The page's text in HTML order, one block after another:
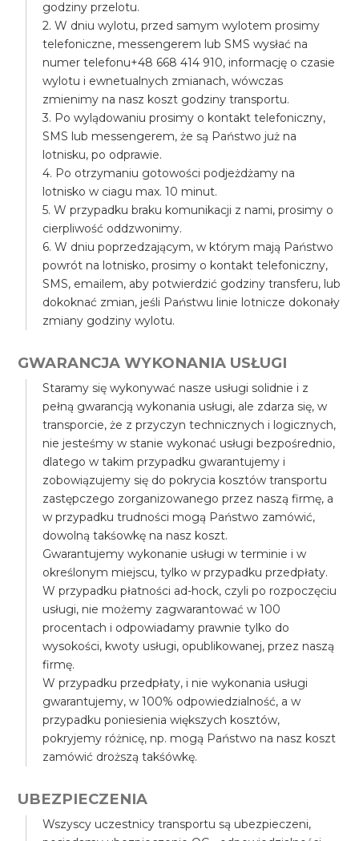
godziny przelotu.
2. W dniu wylotu, przed samym wylotem prosimy
telefoniczne, messengerem lub SMS wysłać na
numer telefonu+48 668 414 910, informację o czasie
wylotu i ewnetualnych zmianach, wówczas
zmienimy na nasz koszt godziny transportu.
3. Po wylądowaniu prosimy o kontakt telefoniczny,
SMS lub messengerem, że są Państwo już na
lotnisku, po odprawie.
4. Po otrzymaniu gotowości podjeżdżamy na
lotnisko w ciagu max. 10 minut.
5. W przypadku braku komunikacji z nami, prosimy o
cierpliwość oddzwonimy.
6. W dniu poprzedzającym, w którym mają Państwo
powrót na lotnisko, prosimy o kontakt telefoniczny,
SMS, emailem, aby potwierdzić godziny transferu, lub
dokoknać zmian, jeśli Państwu linie lotnicze dokonały
zmiany godziny wylotu.
GWARANCJA WYKONANIA USŁUGI
Staramy się wykonywać nasze usługi solidnie i z
pełną gwarancją wykonania usługi, ale zdarza się, w
transporcie, że z przyczyn technicznych i logicznych,
nie jesteśmy w stanie wykonać usługi bezpośrednio,
dlatego w takim przypadku gwarantujemy i
zobowiązujemy się do pokrycia kosztów transportu
zastępczego zorganizowanego przez naszą firmę, a
w przypadku trudności mogą Państwo zamówić,
dowolną takśowkę na nasz koszt.
Gwarantujemy wykonanie usługi w terminie i w
określonym miejscu, tylko w przypadku przedpłaty.
W przypadku płatności ad-hock, czyli po rozpoczęciu
usługi, nie możemy zagwarantować w 100
procentach i odpowiadamy prawnie tylko do
wysokości, kwoty usługi, opublikowanej, przez naszą
firmę.
W przypadku przedpłaty, i nie wykonania usługi
gwarantujemy, w 100% odpowiedzialność, a w
przypadku poniesienia większych kosztów,
pokryjemy różnicę, np. mogą Państwo na nasz koszt
zamówić droższą takśówkę.
UBEZPIECZENIA
Wszyscy uczestnicy transportu są ubezpieczeni,